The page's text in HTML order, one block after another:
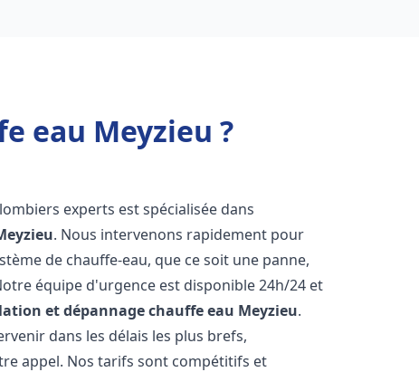
eau Meyzieu ?
experts est spécialisée dans
. Nous intervenons rapidement pour
de chauffe-eau, que ce soit une panne,
équipe d'urgence est disponible 24h/24 et
et dépannage chauffe eau Meyzieu.
dans les délais les plus brefs,
appel. Nos tarifs sont compétitifs et